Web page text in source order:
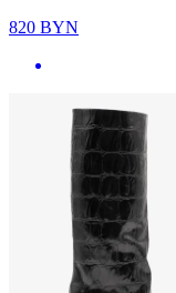
820 BYN